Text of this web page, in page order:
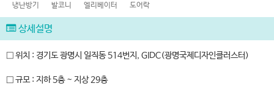
냉난방기 발코니 엘리베이터 도어락
상세설명
□ 위치 : 경기도 광명시 일직동 514번지, GIDC(광명국제디자인클러스터)
□ 규모 : 지하 5층 ~ 지상 29층